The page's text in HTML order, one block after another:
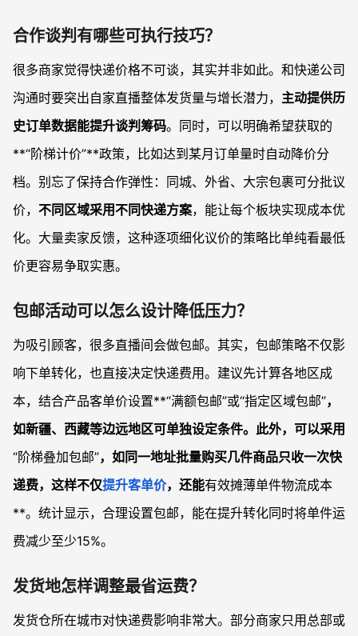
合作谈判有哪些可执行技巧？
很多商家觉得快递价格不可谈，其实并非如此。和快递公司
沟通时要突出自家直播整体发货量与增长潜力， 主动提供历
史订单数据能提升谈判筹码。同时，可以明确希望获取的
**“阶梯计价”**政策，比如达到某月订单量时自动降价分
档。别忘了保持合作弹性：同城、外省、大宗包裹可分批议
价， 不同区域采用不同快递方案，能让每个板块实现成本优
化。大量卖家反馈，这种逐项细化议价的策略比单纯看最低
价更容易争取实惠。
包邮活动可以怎么设计降低压力？
为吸引顾客，很多直播间会做包邮。其实，包邮策略不仅影
响下单转化，也直接决定快递费用。建议先计算各地区成
本，结合产品客单价设置**“满额包邮”或“指定区域包邮”，
如新疆、西藏等边远地区可单独设定条件。此外，可以采用
“阶梯叠加包邮”，如同一地址批量购买几件商品只收一次快
递费，这样不仅提升客单价，还能有效摊薄单件物流成本
**。统计显示，合理设置包邮，能在提升转化同时将单件运
费减少至少15%。
发货地怎样调整最省运费？
发货仓所在城市对快递费影响非常大。部分商家只用总部或